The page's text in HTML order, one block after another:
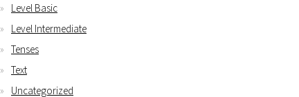
Level Basic
Level Intermediate
Tenses
Text
Uncategorized